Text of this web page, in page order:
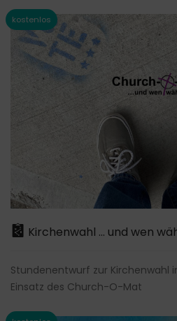
Kirchenwahl ... und wen
Stundenentwurf zur Kirchenwahl
Einsatz des Church-O-Mat